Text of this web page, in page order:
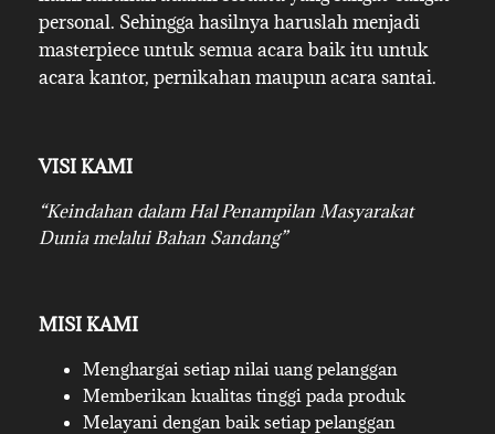
personal. Sehingga hasilnya haruslah menjadi
masterpiece untuk semua acara baik itu untuk
acara kantor, pernikahan maupun acara santai.
VISI KAMI
“Keindahan dalam Hal Penampilan Masyarakat
Dunia melalui Bahan Sandang”
MISI KAMI
Menghargai setiap nilai uang pelanggan
Memberikan kualitas tinggi pada produk
Melayani dengan baik setiap pelanggan